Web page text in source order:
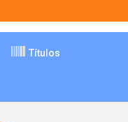
Títulos